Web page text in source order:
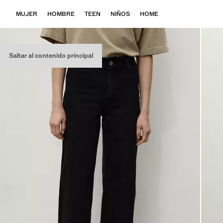
Saltar al contenido principal
MUJER HOMBRE TEEN NIÑOS HOME